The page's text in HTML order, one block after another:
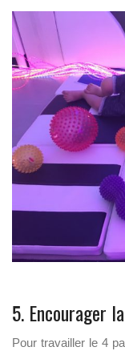
5. Encourager
Pour travailler le 4